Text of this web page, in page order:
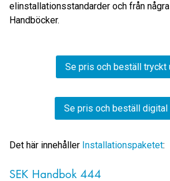
elinstallationsstandarder och från
Handböcker.
Se pris och beställ tryckt
Se pris och beställ digital
Det här innehåller Installationspaketet:
SEK Handbok 444